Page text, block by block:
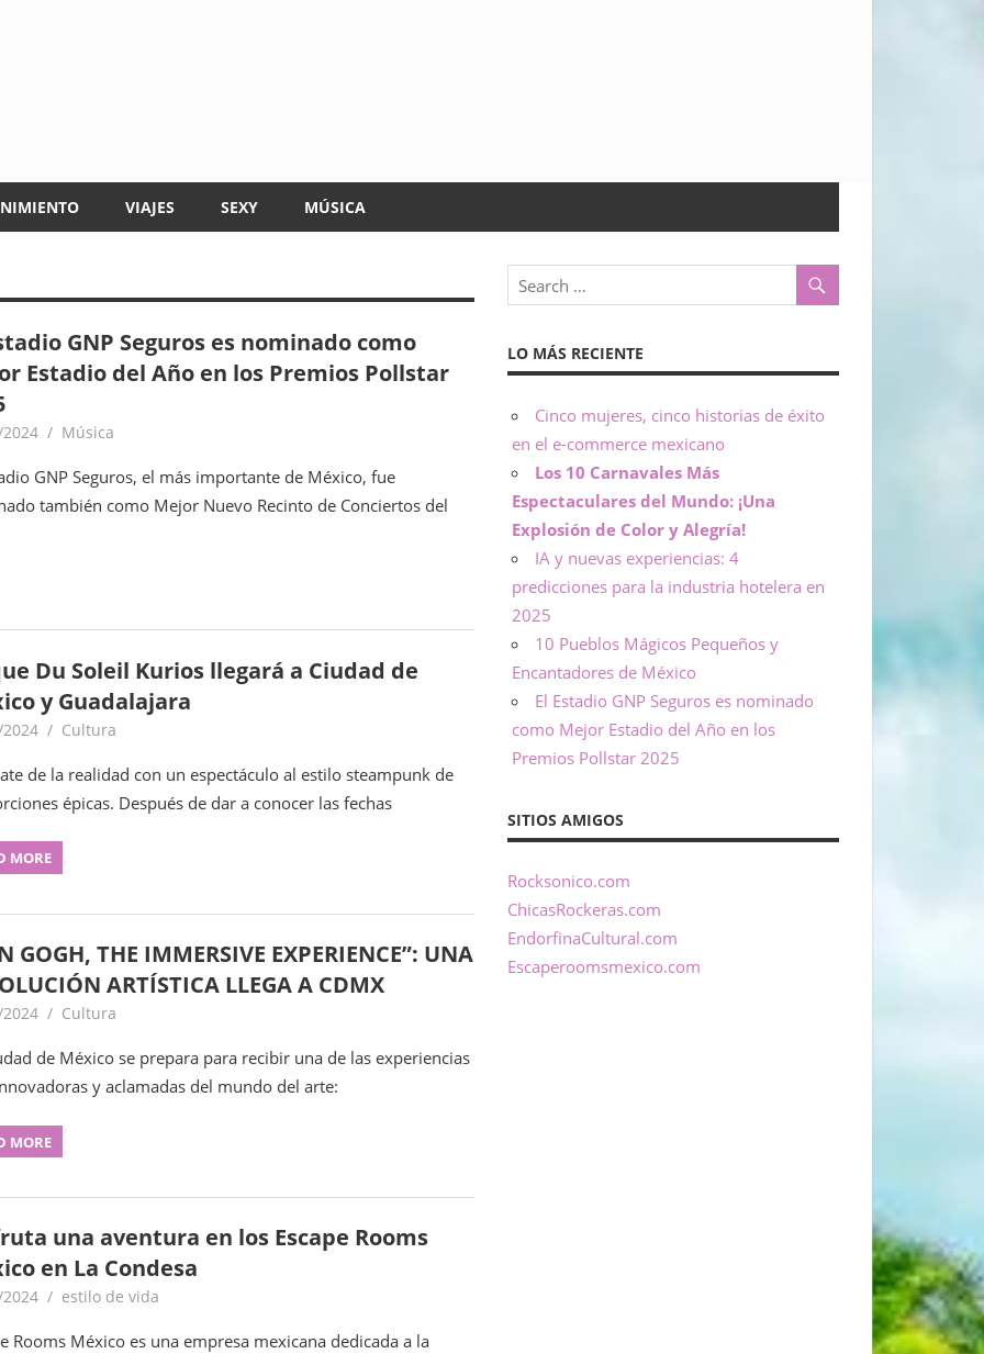
VIAJES SEXY MÚSICA
GNP Seguros es nominado como
Estadio del Año en los Premios Pollstar
goodtripmx
Música
GNP Seguros, el más importante de México, fue
también como Mejor Nuevo Recinto de Conciertos del
Du Soleil Kurios llegará a Ciudad de
y Guadalajara
goodtripmx
Cultura
de la realidad con un espectáculo al estilo steampunk de
épicas. Después de dar a conocer las fechas
MORE
GOGH, THE IMMERSIVE EXPERIENCE”: UNA
ARTÍSTICA LLEGA A CDMX
goodtripmx
Cultura
de México se prepara para recibir una de las experiencias
y aclamadas del mundo del arte:
MORE
una aventura en los Escape Rooms
en La Condesa
goodtripmx
estilo de vida
Rooms México es una empresa mexicana dedicada a la
LO MÁS RECIENTE
Cinco mujeres, cinco historias de éxito
en el e-commerce mexicano
Los 10 Carnavales Más
Espectaculares del Mundo: ¡Una
Explosión de Color y Alegría!
IA y nuevas experiencias: 4
predicciones para la industria hotelera en
2025
10 Pueblos Mágicos Pequeños y
Encantadores de México
El Estadio GNP Seguros es nominado
como Mejor Estadio del Año en los
Premios Pollstar 2025
SITIOS AMIGOS
Rocksonico.com
ChicasRockeras.com
EndorfinaCultural.com
Escaperoomsmexico.com